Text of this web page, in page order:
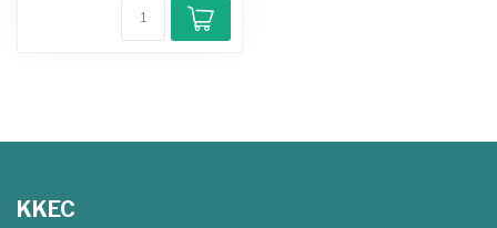
KKEC